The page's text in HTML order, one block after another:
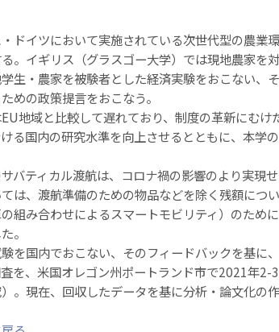
ドイツにおいて実施されている次世代型の農業
。イギリス（グラスゴー大学）では現地農家を
学生・農家を被験者とした経済実験をおこない
めの政策提言をおこなう。
地域と比較して遅れており、制度の革新にむ
る国内の研究水準を向上させるとともに、本学
バティカル渡航は、コロナ禍の影響のより実現
は、渡航準備のための物品などを除く残額につ
組み合わせによるスマートモビリティ）のため
。
を国内でおこない、そのフィードバックを基に
を、米国オレゴン州ポートランド市で2021年
。現在、回収したデータを基に分析・論文化の